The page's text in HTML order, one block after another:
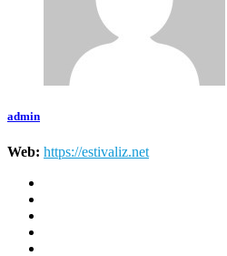
admin
Web: https://estivaliz.net